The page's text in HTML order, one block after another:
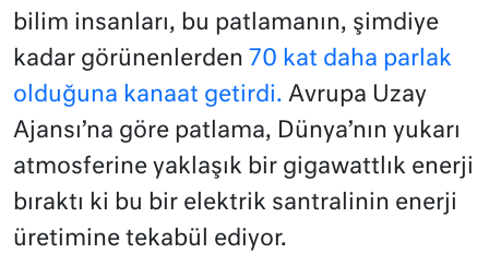
bilim insanları, bu patlamanın, şimdiye
kadar görünenlerden 70 kat daha parlak
olduğuna kanaat getirdi. Avrupa Uzay
Ajansı’na göre patlama, Dünya’nın yukarı
atmosferine yaklaşık bir gigawattlık enerji
bıraktı ki bu bir elektrik santralinin enerji
üretimine tekabül ediyor.